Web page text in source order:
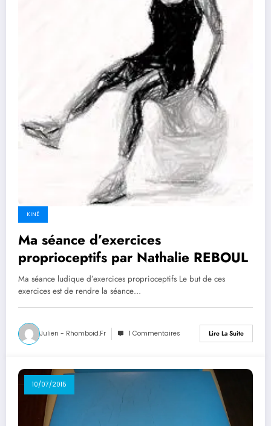
KINÉ
Ma séance d’exercices
proprioceptifs par Nathalie REBOUL
Ma séance ludique d’exercices proprioceptifs Le but de ces
exercices est de rendre la séance…
Julien - Rhomboid.fr 1 Commentaires Lire La Suite
10/07/2015